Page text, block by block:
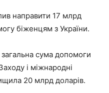
направити 17 млрд
біженцям з України.
сума допомоги
і міжнародні
20 млрд доларів.